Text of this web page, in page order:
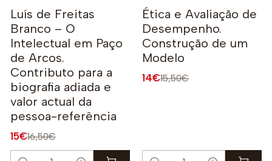
Luís de Freitas
Branco – O
Intelectual em Paço
de Arcos.
Contributo para a
biografia adiada e
valor actual da
pessoa-referência
15€16,50€
Ética e Avaliação de
Desempenho.
Construção de um
Modelo
14€15,50€